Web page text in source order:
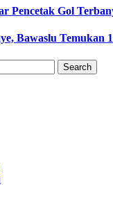
Pencetak Gol
Bawaslu Temukan